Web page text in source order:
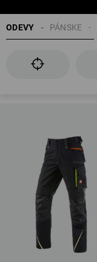
ODEVY PÁNSKE